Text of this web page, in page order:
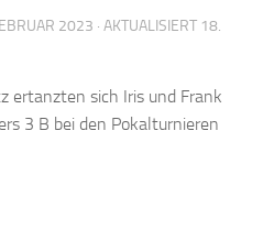
2023 · AKTUALISIERT 18.
ertanzten sich Iris und Frank
3 B bei den Pokalturnieren